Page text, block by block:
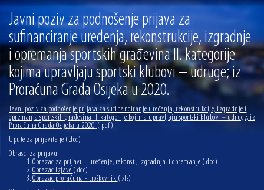
13.07.2026 | Ljetnim izdanjem Večeri vina i umjetnosti završen Vinski mjesec
07.07.2026 | Održana 8. sjednica Gradskog vijeća Grada Osijeka. Gradonačelnik
Radić istaknuo da je u osječke vrtiće upisan rekordan broj djece, te najavio cjelovitu
obnovu glavnog osječkog Trga Ante Starčevića
06.07.2026 | Brevis koncertom u Zlatnoj dvorani Musikvereina obilježio 30 godina
djelovanja
04.07.2026 | Zbog povoljnih vodostaja i pravodobnih mjera komarci ove godine pod
kontrolom
04.08.2026 | U Osijeku obilježen Dan pobjede i domovinske zahvalnosti i Dan
hrvatskih branitelja
Javni poziv za podnošenje prijava za
sufinanciranje uređenja, rekonstrukcije, izgradnje
i opremanja sportskih građevina II. kategorije
kojima upravljaju sportski klubovi – udruge; iz
Proračuna Grada Osijeka u 2020.
Javni poziv za podnošenje prijava za sufinanciranje uređenja, rekonstrukcije, izgradnje i
opremanja sportskih građevina II. kategorije kojima upravljaju sportski klubovi – udruge; iz
Proračuna Grada Osijeka u 2020. (.pdf)
Upute za prijavitelje (.doc)
Obrasci za prijavu
Obrazac za prijavu - uređenje, rekonst., izgradnja. i opremanje (.doc)
Obrazac Izjave (.doc)
Obrazac proračuna - troškovnik (.xls)